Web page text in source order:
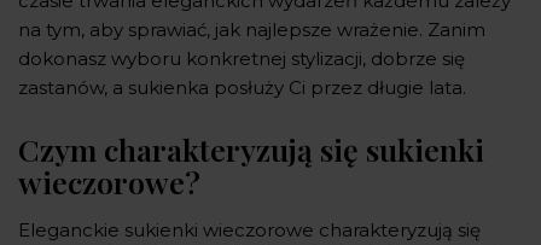
na tym, aby sprawiać, jak najlepsze wrażenie. Zanim
dokonasz wyboru konkretnej stylizacji, dobrze się
zastanów, a sukienka posłuży Ci przez długie lata.
Czym charakteryzują się sukienki
wieczorowe?
Eleganckie sukienki wieczorowe charakteryzują się